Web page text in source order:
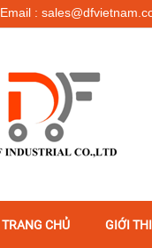
Email :
TRANG CHỦ GIỚI